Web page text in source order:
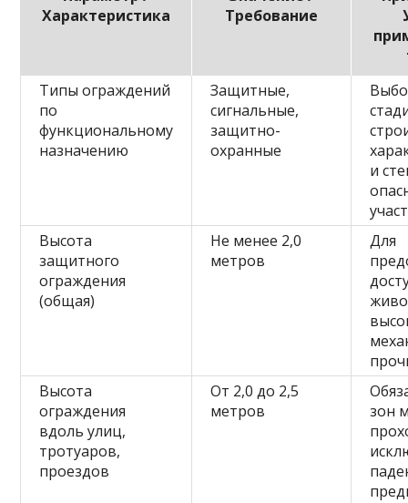
Характеристика
Требование
Типы ограждений
по
функциональному
назначению
Защитные,
сигнальные,
защитно-
охранные
и
Высота
защитного
ограждения
(общая)
Не менее 2,0
метров
Для
Высота
ограждения
вдоль улиц,
тротуаров,
проездов
От 2,0 до 2,5
метров
зон